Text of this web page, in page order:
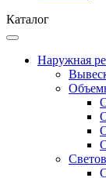
Каталог
Наружная